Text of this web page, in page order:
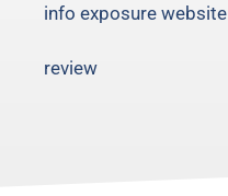
info exposure website
review